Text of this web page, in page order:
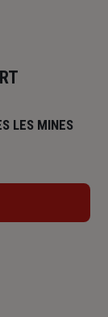
LES MINES